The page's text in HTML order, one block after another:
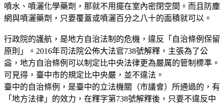
噴水、噴灑化學藥劑，那就不用擺在室內密閉空間。而且防塵
網與噴灑藥劑，只要覆蓋或噴灑百分之八十的面積就可以。
行政院的護航，是地方自治法制的危機，違反「自治條例保留
原則」。2016年司法院公佈大法官738號解釋，主張為了公
益，地方自治條例可以制定比中央法律更為嚴厲的管制標準。
可見得，臺中市的規定比中央嚴，並不違法。
臺中的自治條例，是臺中的立法機關（市議會）所通過的，有
「地方法律」的效力，在釋字第738號解釋後，只要不違反中